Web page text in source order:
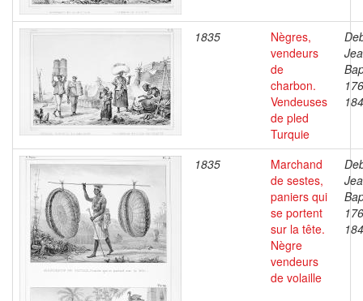
1835
Nègres,
vendeurs
de
charbon.
Vendeuses
de pled
Turquie
1835
Marchand
de sestes,
paniers qui
se portent
sur la tête.
Nègre
vendeurs
de volaille